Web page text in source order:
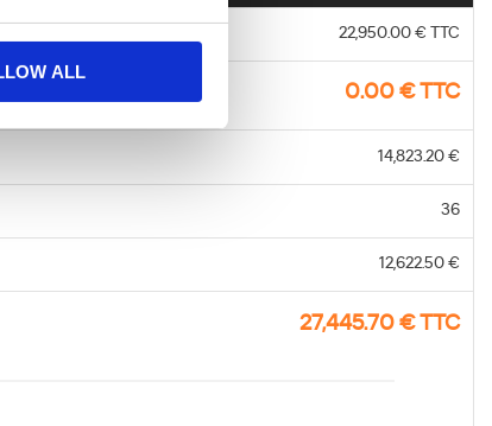
ALL
22,950.00 € TTC
0.00 € TTC
14,823.20 €
36
12,622.50 €
27,445.70 € TTC